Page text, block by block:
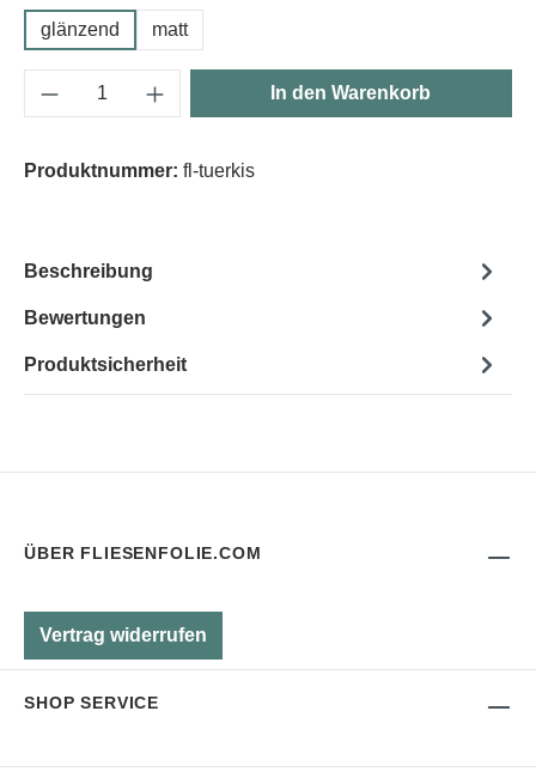
glänzend matt
Produkt Anzahl: Gib den gewünschten
In den Warenkorb
Produktnummer: fl-tuerkis
Beschreibung
Bewertungen
Produktsicherheit
ÜBER FLIESENFOLIE.COM
Vertrag widerrufen
SHOP SERVICE